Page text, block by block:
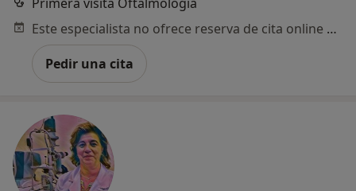
Este especialista no ofrece reserva de cita online en esta dirección.
Pedir una cita